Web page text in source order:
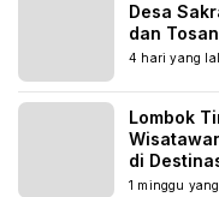
Desa
dan
4 hari yang
Lombok
di
1 minggu